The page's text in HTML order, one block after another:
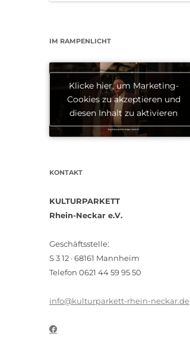
IM RAMPENLICHT
Klicke hier, um Marketing-
Cookies zu akzeptieren und
diesen Inhalt zu aktivieren
KONTAKT
KULTURPARKETT
Rhein-Neckar e.V.
Geschäftsstelle:
S 3 12 · 68161 Mannheim
Telefon 0621 44 59 95 50
info@kulturparkett-rhein-neckar.de